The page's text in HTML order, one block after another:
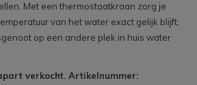
Met een thermostaatkraan zorg je
van het water exact gelijk blijft,
op een andere plek in huis water
verkocht. Artikelnummer: